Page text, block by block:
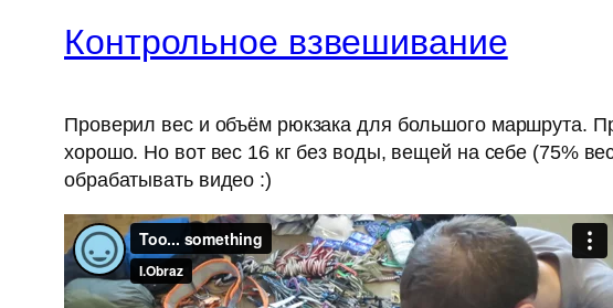
Контрольное взвешивание
Проверил вес и объём рюкзака для большого маршрута.
хорошо. Но вот вес 16 кг без воды, вещей на себе (75%
обрабатывать видео :)